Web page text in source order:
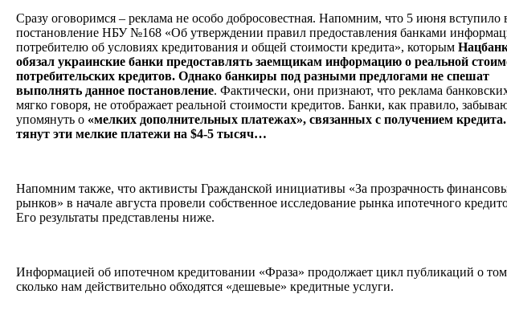
Сразу оговоримся – реклама не особо добросовестная. Напомним, что 5 июня вступило
постановление НБУ №168 «Об утверждении правил предоставления банками
потребителю об условиях кредитования и общей стоимости кредита», которым
обязал украинские банки предоставлять заемщикам информацию о реальной
потребительских кредитов. Однако банкиры под разными предлогами не спешат
выполнять данное постановление. Фактически, они признают, что реклама
мягко говоря, не отображает реальной стоимости кредитов. Банки, как правило,
упомянуть о «мелких дополнительных платежах», связанных с получением
тянут эти мелкие платежи на $4-5 тысяч…
Напомним также, что активисты Гражданской инициативы «За прозрачность
рынков» в начале августа провели собственное исследование рынка ипотечного
Его результаты представлены ниже.
Информацией об ипотечном кредитовании «Фраза» продолжает цикл публикаций о
сколько нам действительно обходятся «дешевые» кредитные услуги.